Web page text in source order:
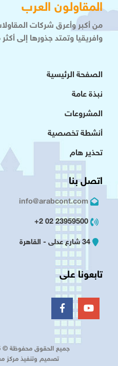
المقاولون العرب
من أكبر وأعرق شركات
وافريقيا وتمتد جذورها إلى
الصفحة الرئيسية
نبذة عامة
المشروعات
أنشطة تخصصية
تحذير هام
اتصل بنا
info@arabcont.com
23959500 02 2+
34 شارع عدلى - القاهرة
تابعونا على
جميع الحقوق محفوظة © 2025 | المقاولون العرب
تصميم وتنفيذ مركز